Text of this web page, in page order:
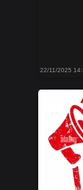
22/11/2025